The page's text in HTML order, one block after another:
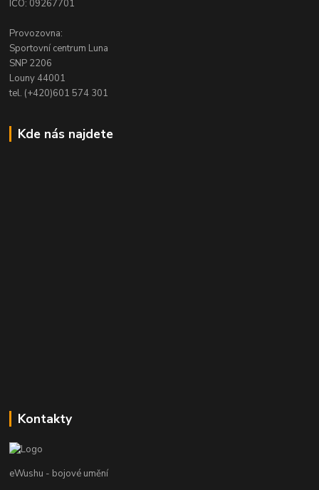
IČO: 09267701
Provozovna:
Sportovní centrum Luna
SNP 2206
Louny 44001
tel. (+420)601 574 301
Kde nás najdete
Kontakty
eWushu - bojové umění